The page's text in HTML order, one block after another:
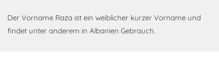
Der Vorname Raza ist ein weiblicher kurzer Vorname und
findet unter anderem in Albanien Gebrauch.